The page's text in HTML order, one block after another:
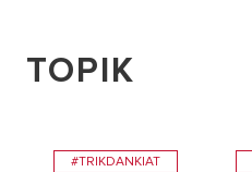
TOPIK
#TRIKDANKIAT